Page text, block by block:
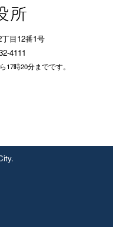
目12番1号
4111
時20分までです。